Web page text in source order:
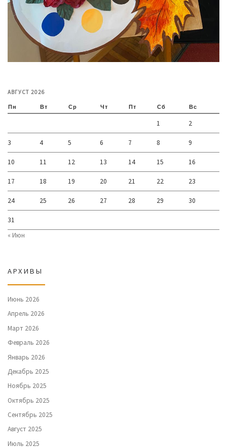
АВГУСТ 2026
Пн Вт Ср Чт Пт Сб Вс
1 2
3 4 5 6 7 8 9
10 11 12 13 14 15 16
17 18 19 20 21 22 23
24 25 26 27 28 29 30
31
« Июн
АРХИВЫ
Июнь 2026
Апрель 2026
Март 2026
Февраль 2026
Январь 2026
Декабрь 2025
Ноябрь 2025
Октябрь 2025
Сентябрь 2025
Август 2025
Июль 2025